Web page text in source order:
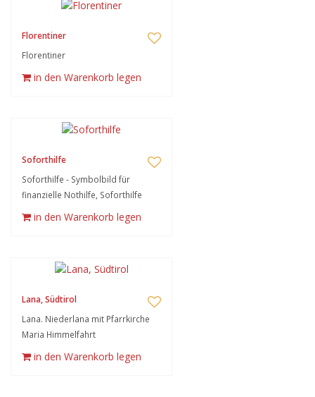
Florentiner
Florentiner
in den Warenkorb legen
Soforthilfe
Soforthilfe - Symbolbild für
finanzielle Nothilfe, Soforthilfe
in den Warenkorb legen
Lana, Südtirol
Lana. Niederlana mit Pfarrkirche
Maria Himmelfahrt
in den Warenkorb legen